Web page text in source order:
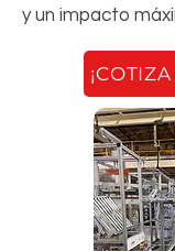
y un impacto